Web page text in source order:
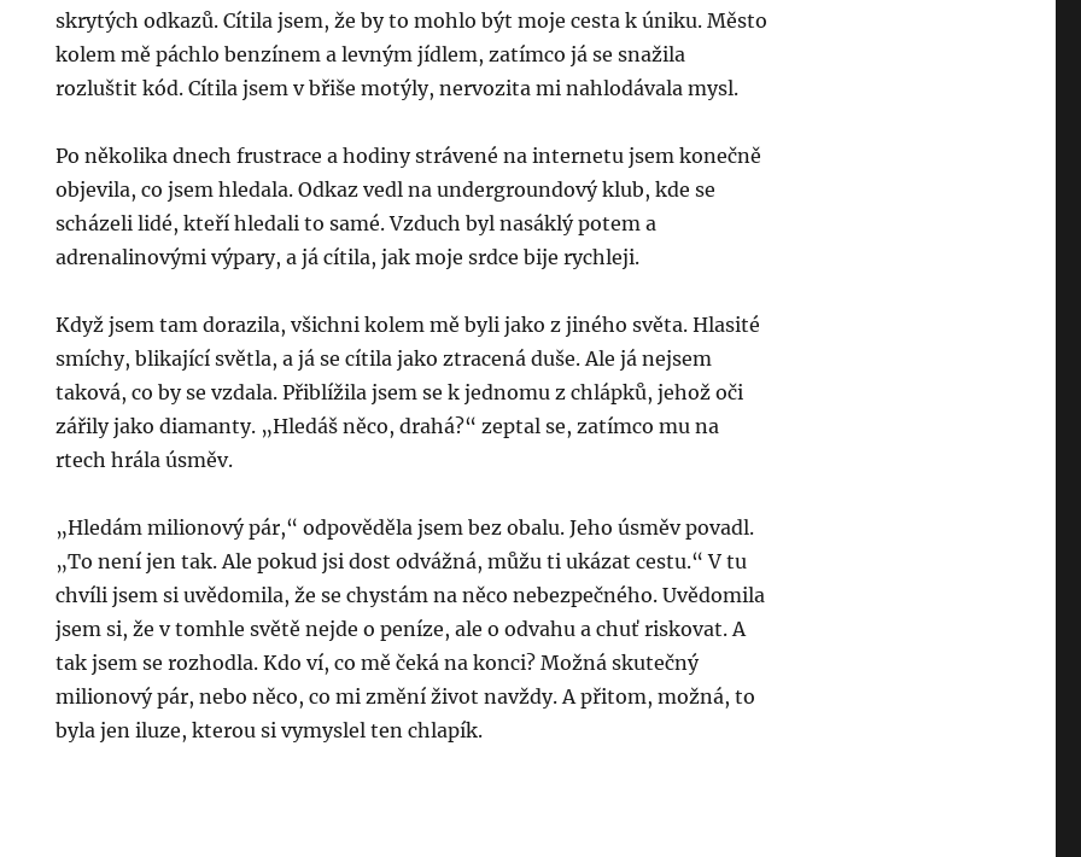
skrytých odkazů. Cítila jsem, že by to mohlo být moje cesta k úniku. Město
kolem mě páchlo benzínem a levným jídlem, zatímco já se snažila
rozluštit kód. Cítila jsem v břiše motýly, nervozita mi nahlodávala mysl.
Po několika dnech frustrace a hodiny strávené na internetu jsem konečně
objevila, co jsem hledala. Odkaz vedl na undergroundový klub, kde se
scházeli lidé, kteří hledali to samé. Vzduch byl nasáklý potem a
adrenalinovými výpary, a já cítila, jak moje srdce bije rychleji.
Když jsem tam dorazila, všichni kolem mě byli jako z jiného světa. Hlasité
smíchy, blikající světla, a já se cítila jako ztracená duše. Ale já nejsem
taková, co by se vzdala. Přiblížila jsem se k jednomu z chlápků, jehož oči
zářily jako diamanty. „Hledáš něco, drahá?“ zeptal se, zatímco mu na
rtech hrála úsměv.
„Hledám milionový pár,“ odpověděla jsem bez obalu. Jeho úsměv povadl.
„To není jen tak. Ale pokud jsi dost odvážná, můžu ti ukázat cestu.“ V tu
chvíli jsem si uvědomila, že se chystám na něco nebezpečného. Uvědomila
jsem si, že v tomhle světě nejde o peníze, ale o odvahu a chuť riskovat. A
tak jsem se rozhodla. Kdo ví, co mě čeká na konci? Možná skutečný
milionový pár, nebo něco, co mi změní život navždy. A přitom, možná, to
byla jen iluze, kterou si vymyslel ten chlapík.